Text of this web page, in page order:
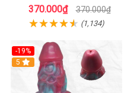
mạnh
370.000₫ 370.000₫
(1,134)
-19%
5